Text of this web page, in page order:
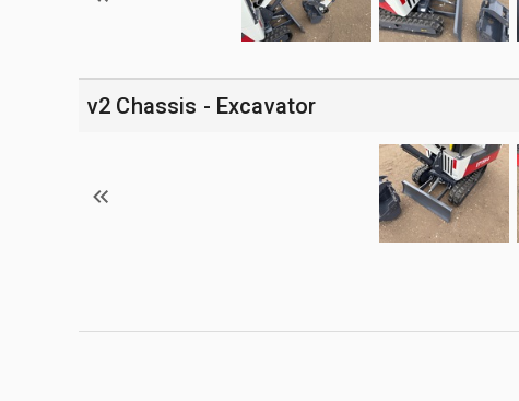
v2 Chassis - Excavator